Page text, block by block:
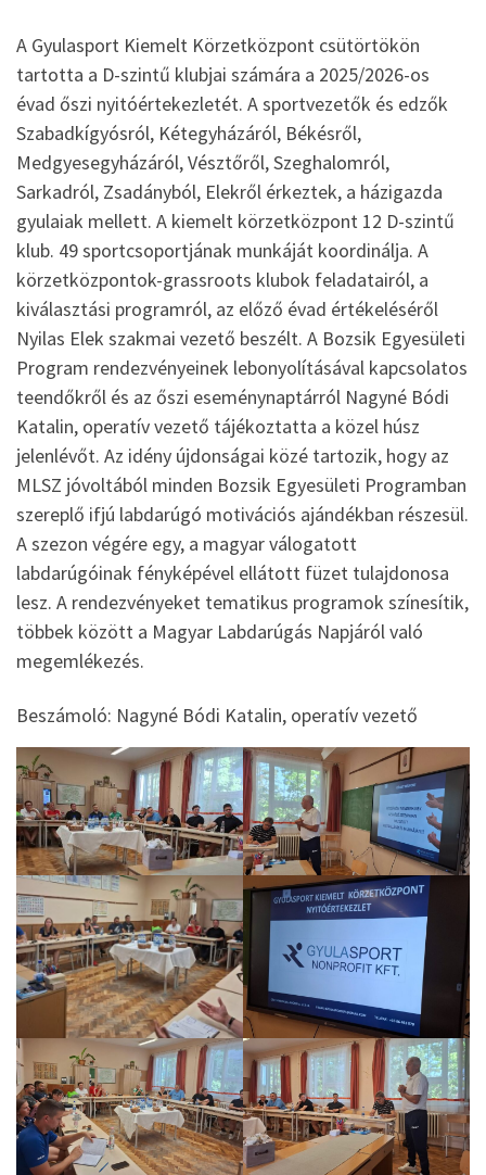
A Gyulasport Kiemelt Körzetközpont csütörtökön
tartotta a D-szintű klubjai számára a 2025/2026-os
évad őszi nyitóértekezletét. A sportvezetők és edzők
Szabadkígyósról, Kétegyházáról, Békésről,
Medgyesegyházáról, Vésztőről, Szeghalomról,
Sarkadról, Zsadányból, Elekről érkeztek, a házigazda
gyulaiak mellett. A kiemelt körzetközpont 12 D-szintű
klub. 49 sportcsoportjának munkáját koordinálja. A
körzetközpontok-grassroots klubok feladatairól, a
kiválasztási programról, az előző évad értékeléséről
Nyilas Elek szakmai vezető beszélt. A Bozsik Egyesületi
Program rendezvényeinek lebonyolításával kapcsolatos
teendőkről és az őszi eseménynaptárról Nagyné Bódi
Katalin, operatív vezető tájékoztatta a közel húsz
jelenlévőt. Az idény újdonságai közé tartozik, hogy az
MLSZ jóvoltából minden Bozsik Egyesületi Programban
szereplő ifjú labdarúgó motivációs ajándékban részesül.
A szezon végére egy, a magyar válogatott
labdarúgóinak fényképével ellátott füzet tulajdonosa
lesz. A rendezvényeket tematikus programok színesítik,
többek között a Magyar Labdarúgás Napjáról való
megemlékezés.
Beszámoló: Nagyné Bódi Katalin, operatív vezető